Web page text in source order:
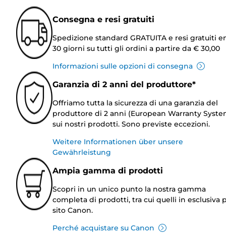
Consegna e resi gratuiti
Spedizione standard GRATUITA e resi gratuiti
30 giorni su tutti gli ordini a partire da € 30,00
Informazioni sulle opzioni di consegna
Garanzia di 2 anni del produttore*
Offriamo tutta la sicurezza di una garanzia del
produttore di 2 anni (European Warranty
sui nostri prodotti. Sono previste eccezioni.
Weitere Informationen über unsere
Gewährleistung
Ampia gamma di prodotti
Scopri in un unico punto la nostra gamma
completa di prodotti, tra cui quelli in esclusiva
sito Canon.
Perché acquistare su Canon